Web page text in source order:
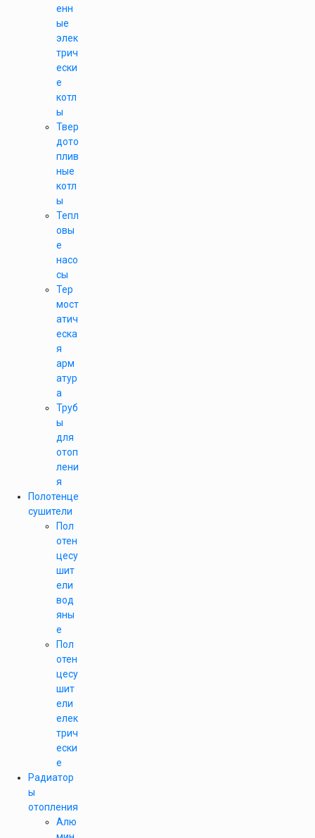
енн
ые
элек
трич
ески
е
котл
ы
Твер
дото
плив
ные
котл
ы
Тепл
овы
е
насо
сы
Тер
мост
атич
еска
я
арм
атур
а
Труб
ы
для
отоп
лени
я
Полотенце
сушители
Пол
отен
цесу
шит
ели
вод
яны
е
Пол
отен
цесу
шит
ели
елек
трич
ески
е
Радиатор
ы
отопления
Алю